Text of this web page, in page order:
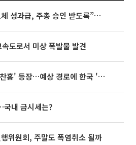
김정관 장관 “반도체 성과급, 주총 승인 받도록”…상법·자본시장법 개정 시사
도로서 미상 폭발물 발견
태풍 '돌핀' 이어 '찬홈' 등장…예상 경로에 한국 '한숨'
내 금시세는?
위원회, 주말도 폭염취소 될까